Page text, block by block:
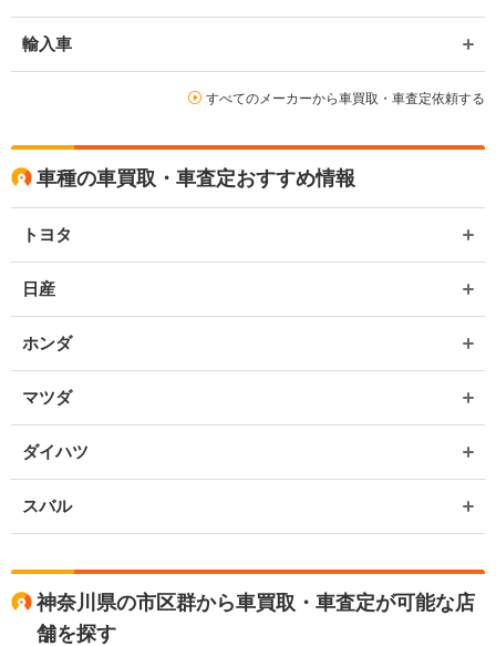
輸入車
すべてのメーカーから車買取・車査定依頼する
車種の車買取・車査定おすすめ情報
トヨタ
日産
ホンダ
マツダ
ダイハツ
スバル
神奈川県の市区群から車買取・車査定が可能な店
舗を探す